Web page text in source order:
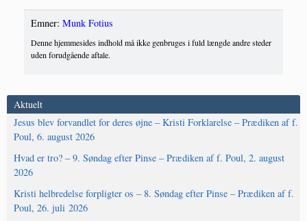
Emner: Munk Fotius
Denne hjemmesides indhold må ikke genbruges i fuld længde andre steder
uden forudgående aftale.
Aktuelt
Jesus blev forvandlet for deres øjne – Kristi Forklarelse – Prædiken af f.
Poul, 6. august 2026
Hvad er tro? – 9. Søndag efter Pinse – Prædiken af f. Poul, 2. august
2026
Kristi helbredelse forpligter os – 8. Søndag efter Pinse – Prædiken af f.
Poul, 26. juli 2026